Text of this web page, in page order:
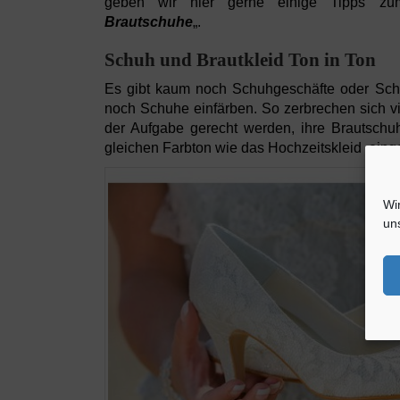
Brautschuhe„.
Schuh und Brautkleid Ton in Ton
Es gibt kaum noch Schuhgeschäfte oder
noch Schuhe einfärben. So zerbrechen sich
der Aufgabe gerecht werden, ihre
gleichen Farbton wie das Hochzeitskleid